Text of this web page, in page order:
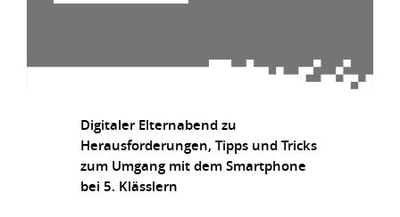
Digitaler Elternabend zu
Herausforderungen, Tipps und Tricks
zum Umgang mit dem Smartphone
bei 5. Klässlern